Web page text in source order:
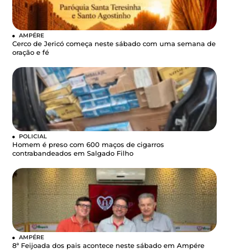
AMPÉRE
Cerco de Jericó começa neste sábado com uma semana de
oração e fé
POLICIAL
Homem é preso com 600 maços de cigarros
contrabandeados em Salgado Filho
AMPÉRE
8ª Feijoada dos pais acontece neste sábado em Ampére